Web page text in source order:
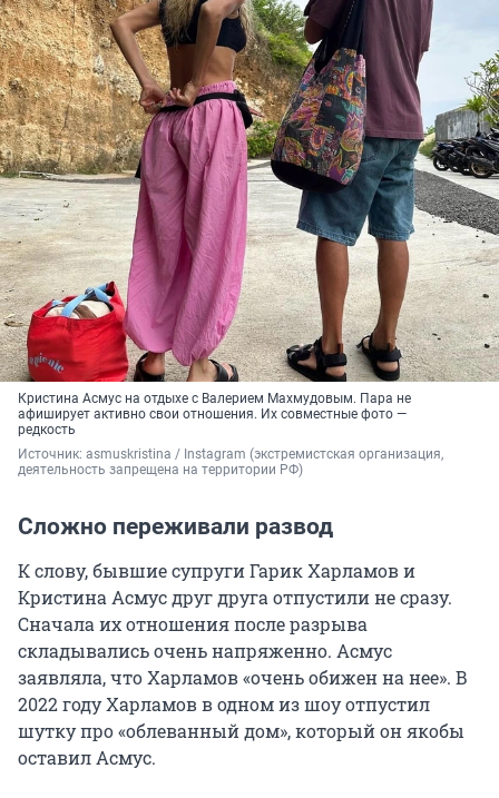
Кристина Асмус на отдыхе с Валерием Махмудовым. Пара не
афиширует активно свои отношения. Их совместные фото —
редкость
Источник: asmuskristina / Instagram (экстремистская организация,
деятельность запрещена на территории РФ)
Сложно переживали развод
К слову, бывшие супруги Гарик Харламов и
Кристина Асмус друг друга отпустили не сразу.
Сначала их отношения после разрыва
складывались очень напряженно. Асмус
заявляла, что Харламов «очень обижен на нее». В
2022 году Харламов в одном из шоу отпустил
шутку про «облеванный дом», который он якобы
оставил Асмус.